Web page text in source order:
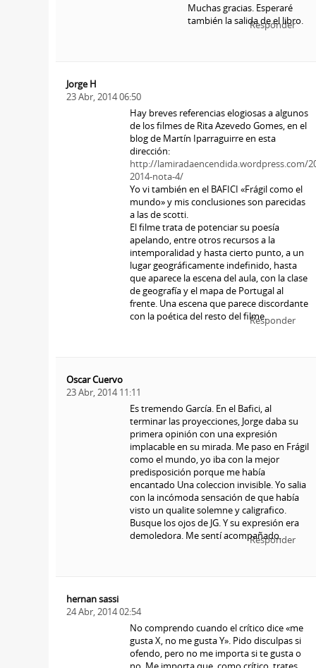
Muchas gracias. Esperaré
también la salida de el libro.
Responder
Jorge H
23 Abr, 2014 06:50
Hay breves referencias elogiosas a algunos
de los filmes de Rita Azevedo Gomes, en el
blog de Martín Iparraguirre en esta
dirección:
http://lamiradaencendida.wordpress.com/
2014-nota-4/
Yo vi también en el BAFICI «Frágil como el
mundo» y mis conclusiones son parecidas
a las de scotti.
El filme trata de potenciar su poesía
apelando, entre otros recursos a la
intemporalidad y hasta cierto punto, a un
lugar geográficamente indefinido, hasta
que aparece la escena del aula, con la clase
de geografía y el mapa de Portugal al
frente. Una escena que parece discordante
con la poética del resto del filme.Responder
Oscar Cuervo
23 Abr, 2014 11:11
Es tremendo García. En el Bafici, al
terminar las proyecciones, Jorge daba su
primera opinión con una expresión
implacable en su mirada. Me paso en Frágil
como el mundo, yo iba con la mejor
predisposición porque me había
encantado Una coleccion invisible. Yo salia
con la incómoda sensación de que había
visto un qualite solemne y caligrafico.
Busque los ojos de JG. Y su expresión era
demoledora. Me sentí acompañado.
Responder
hernan sassi
24 Abr, 2014 02:54
No comprendo cuando el crítico dice «me
gusta X, no me gusta Y». Pido disculpas si
ofendo, pero no me importa si te gusta o